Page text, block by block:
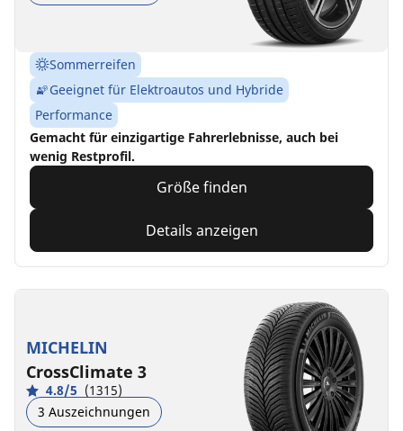
Sommerreifen
Geeignet für Elektroautos und Hybride
Performance
Gemacht für einzigartige Fahrerlebnisse, auch bei
wenig Restprofil.
Größe finden
Details anzeigen
MICHELIN
CrossClimate 3
4.8/5 (1315)
3 Auszeichnungen